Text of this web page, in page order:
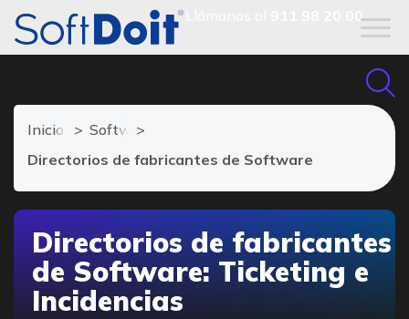
911 98 20 00
Inicio
Software de Ticketing
Directorios de fabricantes de Software
Directorios de fabricantes
de Software: Ticketing e
Incidencias